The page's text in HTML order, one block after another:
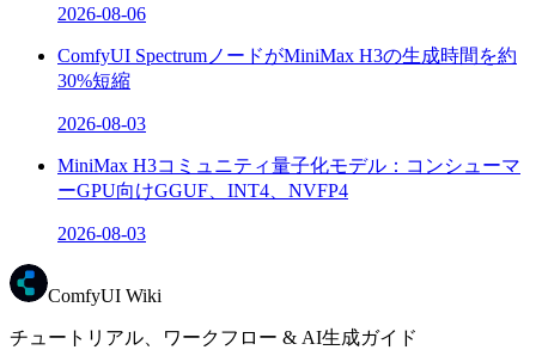
2026-08-06
ComfyUI SpectrumノードがMiniMax H3の生成時間を約
30%短縮
2026-08-03
MiniMax H3コミュニティ量子化モデル：コンシューマ
ーGPU向けGGUF、INT4、NVFP4
2026-08-03
ComfyUI Wiki
チュートリアル、ワークフロー & AI生成ガイド